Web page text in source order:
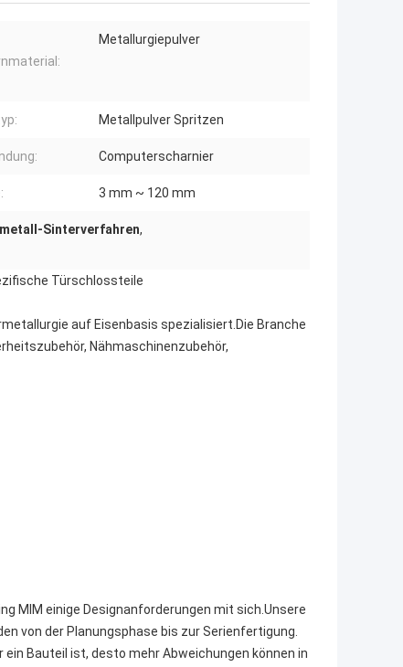
Metallurgiepulver
Metallpulver Spritzen
Computerscharnier
3 mm ~ 120 mm
Sinterverfahren,
Türschlossteile
auf Eisenbasis spezialisiert.Die Branche
Nähmaschinenzubehör,
MIM einige Designanforderungen mit sich.Unsere
von der Planungsphase bis zur Serienfertigung.
Bauteil ist, desto mehr Abweichungen können in